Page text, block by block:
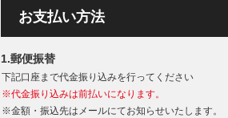
お支払い方法
1.郵便振替
下記口座まで代金振り込みを行ってください
※代金振り込みは前払いになります。
※金額・振込先はメールにてお知らせいたします。